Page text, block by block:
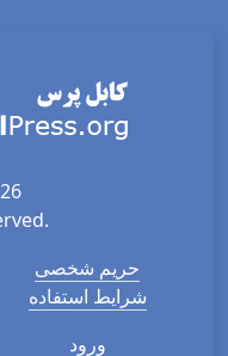
حریم شخصی
شرایط استفاده
ورود